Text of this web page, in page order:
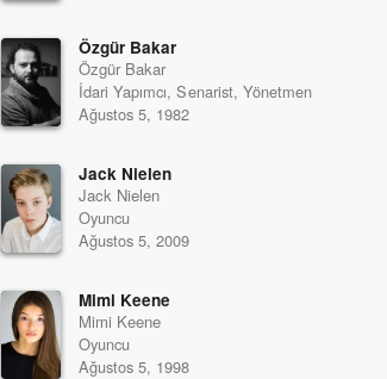
Özgür Bakar
Özgür Bakar
İdari Yapımcı, Senarist, Yönetmen
Ağustos 5, 1982
Jack Nielen
Jack Nielen
Oyuncu
Ağustos 5, 2009
Mimi Keene
Mimi Keene
Oyuncu
Ağustos 5, 1998